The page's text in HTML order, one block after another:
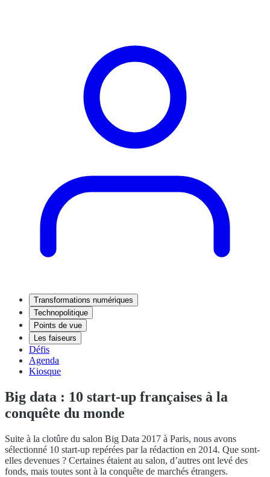
Transformations numériques
Technopolitique
Points de vue
Les faiseurs
Défis
Agenda
Kiosque
Big data : 10 start-up françaises à la
conquête du monde
Suite à la clotûre du salon Big Data 2017 à Paris, nous avons
sélectionné 10 start-up repérées par la rédaction en 2014. Que sont-
elles devenues ? Certaines étaient au salon, d’autres ont levé des
fonds, mais toutes sont à la conquête de marchés étrangers.